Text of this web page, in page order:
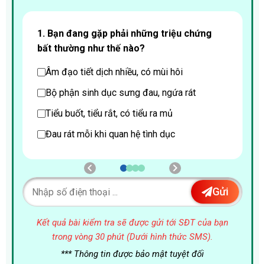
1. Bạn đang gặp phải những triệu chứng
bất thường như thế nào?
Âm đạo tiết dịch nhiều, có mùi hôi
Bộ phận sinh dục sưng đau, ngứa rát
Tiểu buốt, tiểu rắt, có tiểu ra mủ
Đau rát mỗi khi quan hệ tình dục
Gửi
Kết quả bài kiểm tra sẽ được gửi tới SĐT của bạn
trong vòng 30 phút (Dưới hình thức SMS).
*** Thông tin được bảo mật tuyệt đối